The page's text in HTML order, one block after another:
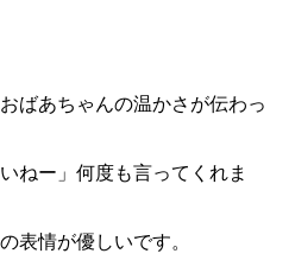
ばあちゃんの温かさが伝わっ
ねー」何度も言ってくれま
表情が優しいです。